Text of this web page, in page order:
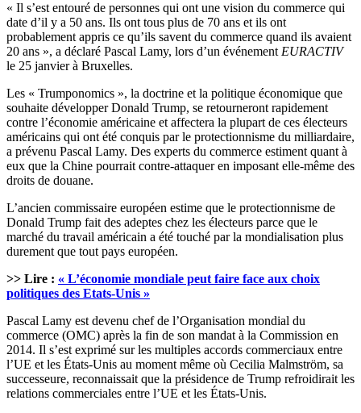
« Il s’est entouré de personnes qui ont une vision du commerce qui
date d’il y a 50 ans. Ils ont tous plus de 70 ans et ils ont
probablement appris ce qu’ils savent du commerce quand ils avaient
20 ans », a déclaré Pascal Lamy, lors d’un événement EURACTIV
le 25 janvier à Bruxelles.
Les « Trumponomics », la doctrine et la politique économique que
souhaite développer Donald Trump, se retourneront rapidement
contre l’économie américaine et affectera la plupart de ces électeurs
américains qui ont été conquis par le protectionnisme du milliardaire,
a prévenu Pascal Lamy. Des experts du commerce estiment quant à
eux que la Chine pourrait contre-attaquer en imposant elle-même des
droits de douane.
L’ancien commissaire européen estime que le protectionnisme de
Donald Trump fait des adeptes chez les électeurs parce que le
marché du travail américain a été touché par la mondialisation plus
durement que tout pays européen.
>> Lire : « L’économie mondiale peut faire face aux choix
politiques des Etats-Unis »
Pascal Lamy est devenu chef de l’Organisation mondial du
commerce (OMC) après la fin de son mandat à la Commission en
2014. Il s’est exprimé sur les multiples accords commerciaux entre
l’UE et les États-Unis au moment même où Cecilia Malmström, sa
successeure, reconnaissait que la présidence de Trump refroidirait les
relations commerciales entre l’UE et les États-Unis.